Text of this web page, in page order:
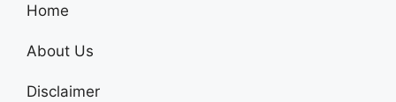
Home
About Us
Disclaimer